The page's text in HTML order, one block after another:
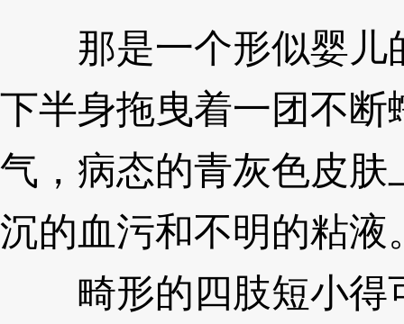
那是一个形似婴儿
下半身拖曳着一团不
气，病态的青灰色皮
沉的血污和不明的粘液
畸形的四肢短小得